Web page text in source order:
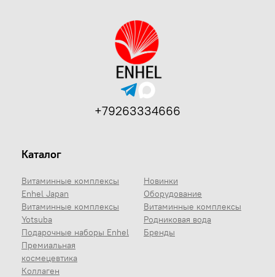
Каталог
Витаминные комплексы
Enhel Japan
Витаминные комплексы
Yotsuba
Подарочные наборы Enhel
Премиальная
космецевтика
Коллаген
Новинки
Оборудование
Витаминные комплексы
Родниковая вода
Бренды
+79263334666